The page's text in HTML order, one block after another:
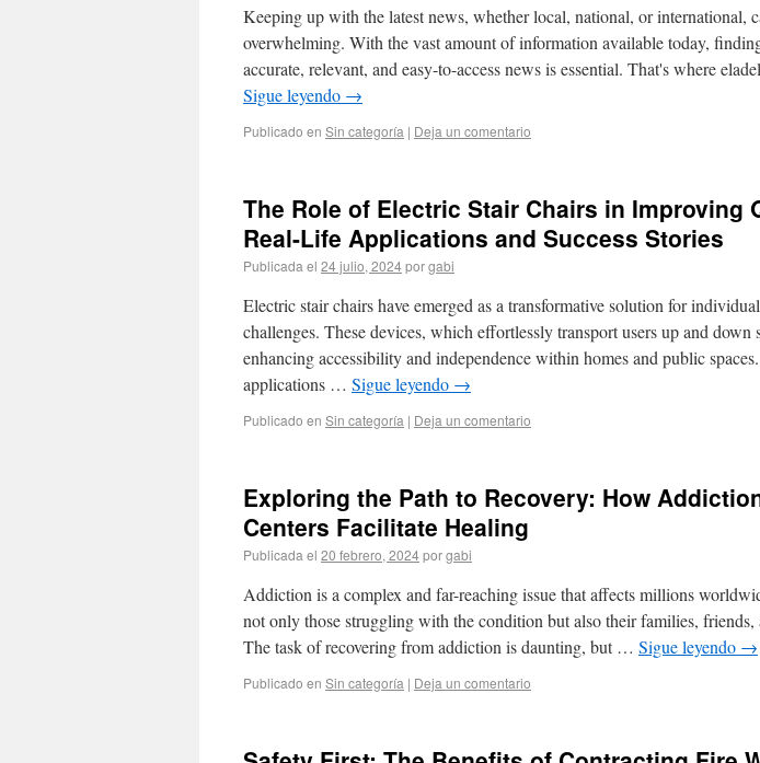
Keeping up with the latest news, whether local, national, or international,
overwhelming. With the vast amount of information available today,
accurate, relevant, and easy-to-access news is essential. That's where
Sigue leyendo →
Publicado en Sin categoría | Deja un comentario
The Role of Electric Stair Chairs in Improving
Real-Life Applications and Success Stories
Publicada el 24 julio, 2024porgabi
Electric stair chairs have emerged as a transformative solution for
challenges. These devices, which effortlessly transport users up and down
enhancing accessibility and independence within homes and public
applications … Sigue leyendo →
Publicado en Sin categoría | Deja un comentario
Exploring the Path to Recovery: How
Centers Facilitate Healing
Publicada el 20 febrero, 2024porgabi
Addiction is a complex and far-reaching issue that affects millions
not only those struggling with the condition but also their families, friends,
The task of recovering from addiction is daunting, but … Sigue leyendo →
Publicado en Sin categoría | Deja un comentario